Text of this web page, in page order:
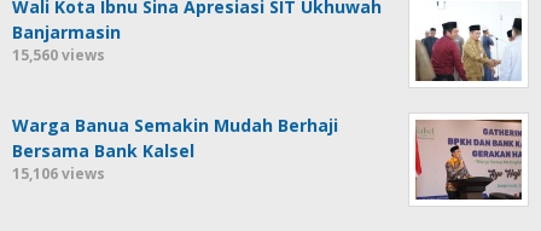
Wali Kota Ibnu Sina Apresiasi SIT Ukhuwah
Banjarmasin
15,560 views
Warga Banua Semakin Mudah Berhaji
Bersama Bank Kalsel
15,106 views